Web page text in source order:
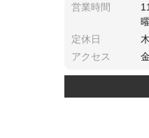
営業時間
定休日
アクセス